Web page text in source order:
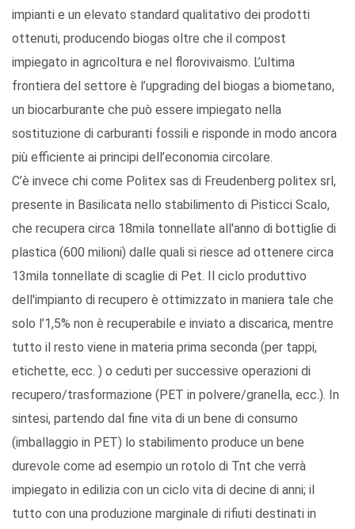
impianti e un elevato standard qualitativo dei prodotti
ottenuti, producendo biogas oltre che il compost
impiegato in agricoltura e nel florovivaismo. L’ultima
frontiera del settore è l’upgrading del biogas a biometano,
un biocarburante che può essere impiegato nella
sostituzione di carburanti fossili e risponde in modo ancora
più efficiente ai principi dell’economia circolare.
C’è invece chi come Politex sas di Freudenberg politex srl,
presente in Basilicata nello stabilimento di Pisticci Scalo,
che recupera circa 18mila tonnellate all'anno di bottiglie di
plastica (600 milioni) dalle quali si riesce ad ottenere circa
13mila tonnellate di scaglie di Pet. Il ciclo produttivo
dell'impianto di recupero è ottimizzato in maniera tale che
solo l’1,5% non è recuperabile e inviato a discarica, mentre
tutto il resto viene in materia prima seconda (per tappi,
etichette, ecc. ) o ceduti per successive operazioni di
recupero/trasformazione (PET in polvere/granella, ecc.). In
sintesi, partendo dal fine vita di un bene di consumo
(imballaggio in PET) lo stabilimento produce un bene
durevole come ad esempio un rotolo di Tnt che verrà
impiegato in edilizia con un ciclo vita di decine di anni; il
tutto con una produzione marginale di rifiuti destinati in